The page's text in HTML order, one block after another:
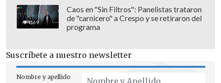
4569
Caos en "Sin Filtros": Panelistas trataron
de "carnicero" a Crespo y se retiraron del
programa
Suscríbete a nuestro newsletter
Nombre y apellido